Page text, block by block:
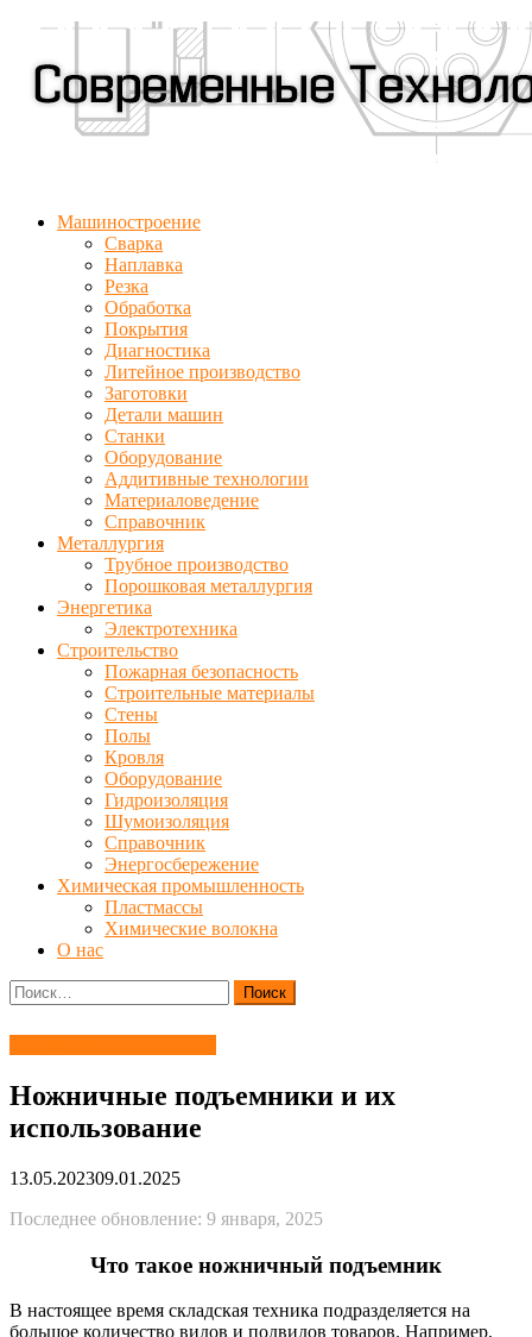
Машиностроение
Сварка
Наплавка
Резка
Обработка
Покрытия
Диагностика
Литейное производство
Заготовки
Детали машин
Станки
Оборудование
Аддитивные технологии
Материаловедение
Справочник
Металлургия
Трубное производство
Порошковая металлургия
Энергетика
Электротехника
Строительство
Пожарная безопасность
Строительные материалы
Стены
Полы
Кровля
Оборудование
Гидроизоляция
Шумоизоляция
Справочник
Энергосбережение
Химическая промышленность
Пластмассы
Химические волокна
О нас
Найти:
Ножничные подъемники и их
использование
13.05.202309.01.2025
Последнее обновление: 9 января, 2025
Что такое ножничный подъемник
В настоящее время складская техника подразделяется на
большое количество видов и подвидов товаров. Например,